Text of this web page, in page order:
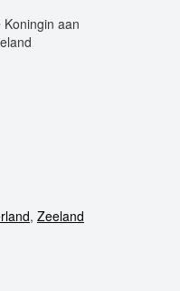
aan
, Zeeland